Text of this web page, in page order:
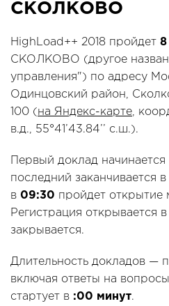
СКОЛКОВО
HighLoad++ 2018 пройдет 8
СКОЛКОВО (другое
управления") по адресу
Одинцовский район,
100 ( на Яндекс-карте,
в.д., 55°41’43.84’’ с.ш.).
Первый доклад
последний заканчивается в
в 09:30 пройдет открытие
Регистрация открывается в
закрывается.
Длительность докладов —
включая ответы на
стартует в :00 минут.